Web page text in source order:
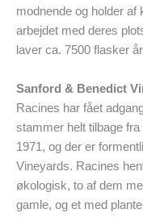
modnende og holder
arbejdet med deres
laver ca. 7500 flasker
Sanford & Benedict
Racines har fået
stammer helt tilbage
1971, og der er
Vineyards. Racines
økologisk, to af dem
gamle, og et med